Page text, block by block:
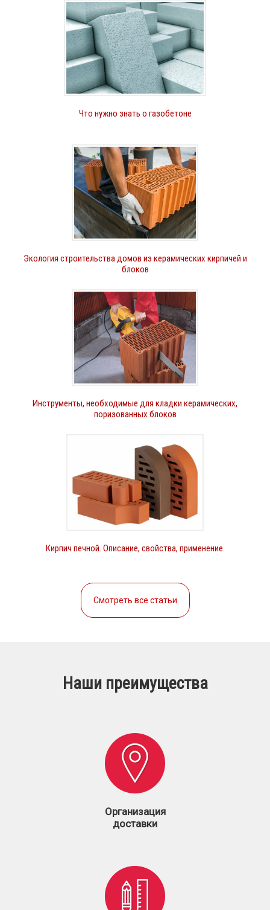
Что нужно знать о газобетоне
Экология строительства домов из керамических кирпичей и
блоков
Инструменты, необходимые для кладки керамических,
поризованных блоков
Кирпич печной. Описание, свойства, применение.
Смотреть все статьи
Наши преимущества
Организация
доставки